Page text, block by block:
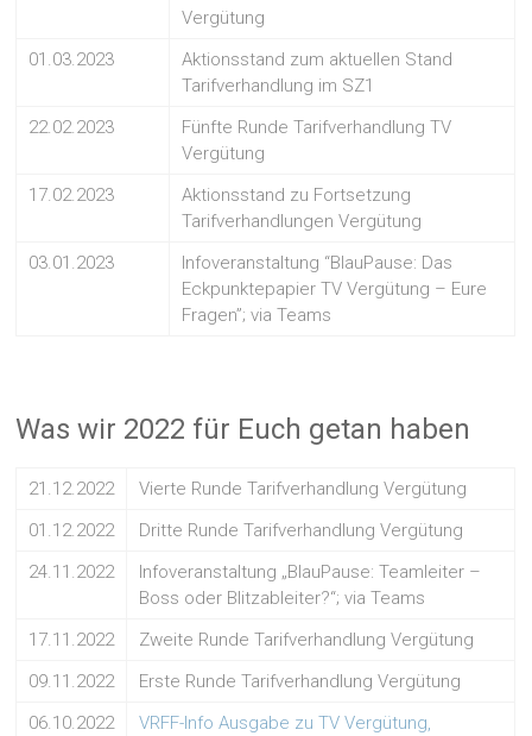
Vergütung
01.03.2023
Aktionsstand zum aktuellen Stand
Tarifverhandlung im SZ1
22.02.2023
Fünfte Runde Tarifverhandlung TV
Vergütung
17.02.2023
Aktionsstand zu Fortsetzung
Tarifverhandlungen Vergütung
03.01.2023
Infoveranstaltung “BlauPause: Das
Eckpunktepapier TV Vergütung – Eure
Fragen”; via Teams
Was wir 2022 für Euch getan haben
21.12.2022
Vierte Runde Tarifverhandlung Vergütung
01.12.2022
Dritte Runde Tarifverhandlung Vergütung
24.11.2022
Infoveranstaltung „BlauPause: Teamleiter –
Boss oder Blitzableiter?“; via Teams
17.11.2022
Zweite Runde Tarifverhandlung Vergütung
09.11.2022
Erste Runde Tarifverhandlung Vergütung
06.10.2022
VRFF-Info Ausgabe zu TV Vergütung,